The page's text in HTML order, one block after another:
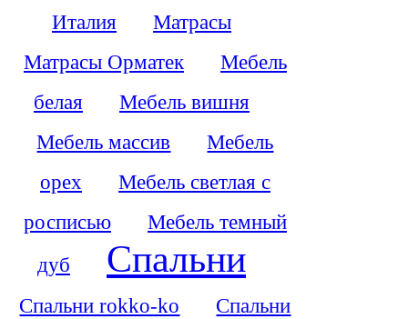
Италия
Матрасы
Матрасы Орматек
Мебель
белая
Мебель вишня
Мебель массив
Мебель
орех
Мебель светлая с
росписью
Мебель темный
дуб
Спальни
Спальни rokko-ko
Спальни